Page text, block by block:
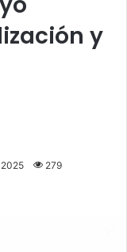
y
279